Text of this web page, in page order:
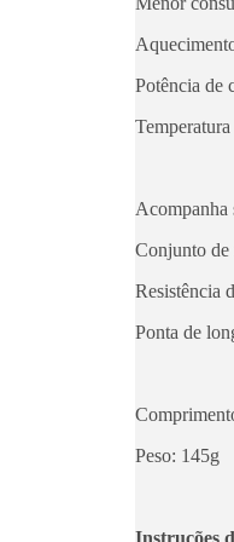
Potência de
Acompanha
Conjunto de
Resistência
Ponta de
Peso: 145g
Instruções